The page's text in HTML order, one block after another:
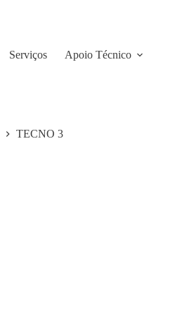
Serviços Apoio Técnico
TECNO 3